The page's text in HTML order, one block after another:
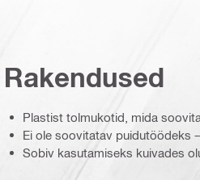
Rakendused
Plastist tolmukotid, mida
Ei ole soovitatav puidutöödeks
Sobiv kasutamiseks kuivades